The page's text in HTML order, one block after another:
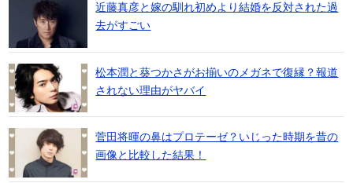
近藤真彦と嫁の馴れ初めより結婚を反対された過
去がすごい
松本潤と葵つかさがお揃いのメガネで復縁？報道
されない理由がヤバイ
菅田将暉の鼻はプロテーゼ？いじった時期を昔の
画像と比較した結果！